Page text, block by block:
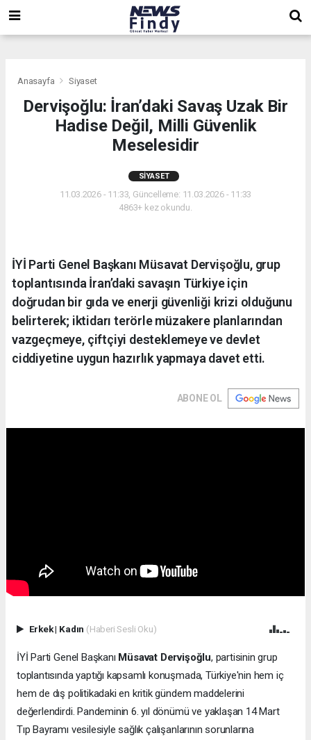
Anasayfa Siyaset
Dervişoğlu: İran’daki Savaş Uzak Bir
Hadise Değil, Milli Güvenlik
Meselesidir
SIYASET
11.03.2026 - 11:33, Güncelleme: 11.03.2026 - 11:33
4863+ kez okundu.
İYİ Parti Genel Başkanı Müsavat Dervişoğlu, grup
toplantısında İran’daki savaşın Türkiye için
doğrudan bir gıda ve enerji güvenliği krizi olduğunu
belirterek; iktidarı terörle müzakere planlarından
vazgeçmeye, çiftçiyi desteklemeye ve devlet
ciddiyetine uygun hazırlık yapmaya davet etti.
ABONE OL
Erkek| Kadın (Haberi Sesli Oku)
İYİ Parti Genel Başkanı Müsavat Dervişoğlu, partisinin grup
toplantısında yaptığı kapsamlı konuşmada, Türkiye'nin hem iç
hem de dış politikadaki en kritik gündem maddelerini
değerlendirdi. Pandeminin 6. yıl dönümü ve yaklaşan 14 Mart
Tıp Bayramı vesilesiyle sağlık çalışanlarının sorunlarına